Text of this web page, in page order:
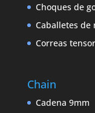
Choques de
Caballetes de
Correas
Chain
Cadena 9mm